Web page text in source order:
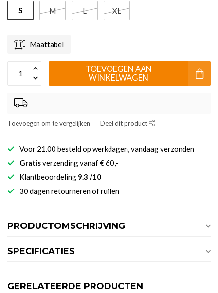
S M L XL
Maattabel
TOEVOEGEN AAN
WINKELWAGEN
Toevoegen om te vergelijken Deel dit product
Voor 21.00 besteld op werkdagen, vandaag verzonden
Gratisverzending vanaf € 60,-
Klantbeoordeling 9.3 /10
30 dagen retourneren of ruilen
PRODUCTOMSCHRIJVING
SPECIFICATIES
GERELATEERDE PRODUCTEN